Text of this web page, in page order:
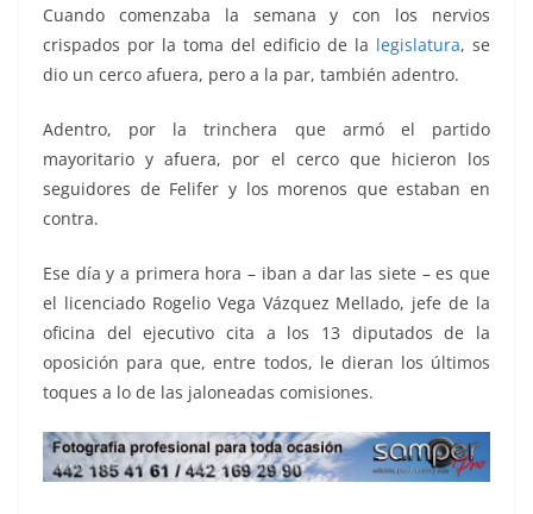
Cuando comenzaba la semana y con los nervios
crispados por la toma del edificio de la legislatura, se
dio un cerco afuera, pero a la par, también adentro.
Adentro, por la trinchera que armó el partido
mayoritario y afuera, por el cerco que hicieron los
seguidores de Felifer y los morenos que estaban en
contra.
Ese día y a primera hora – iban a dar las siete – es que
el licenciado Rogelio Vega Vázquez Mellado, jefe de la
oficina del ejecutivo cita a los 13 diputados de la
oposición para que, entre todos, le dieran los últimos
toques a lo de las jaloneadas comisiones.